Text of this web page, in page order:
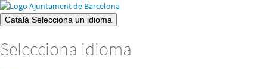
Català Selecciona un idioma
Selecciona idioma